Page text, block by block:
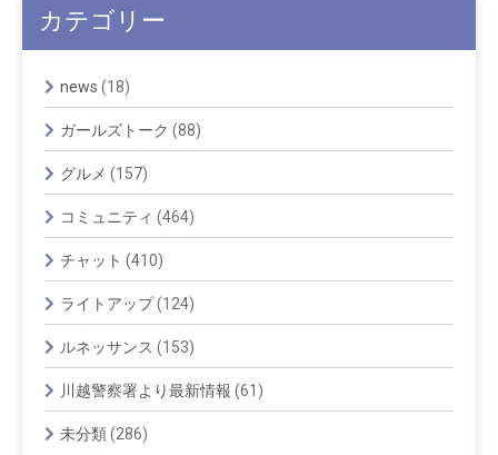
カテゴリー
news (18)
ガールズトーク (88)
グルメ (157)
コミュニティ (464)
チャット (410)
ライトアップ(124)
ルネッサンス (153)
川越警察署より最新情報 (61)
未分類(286)